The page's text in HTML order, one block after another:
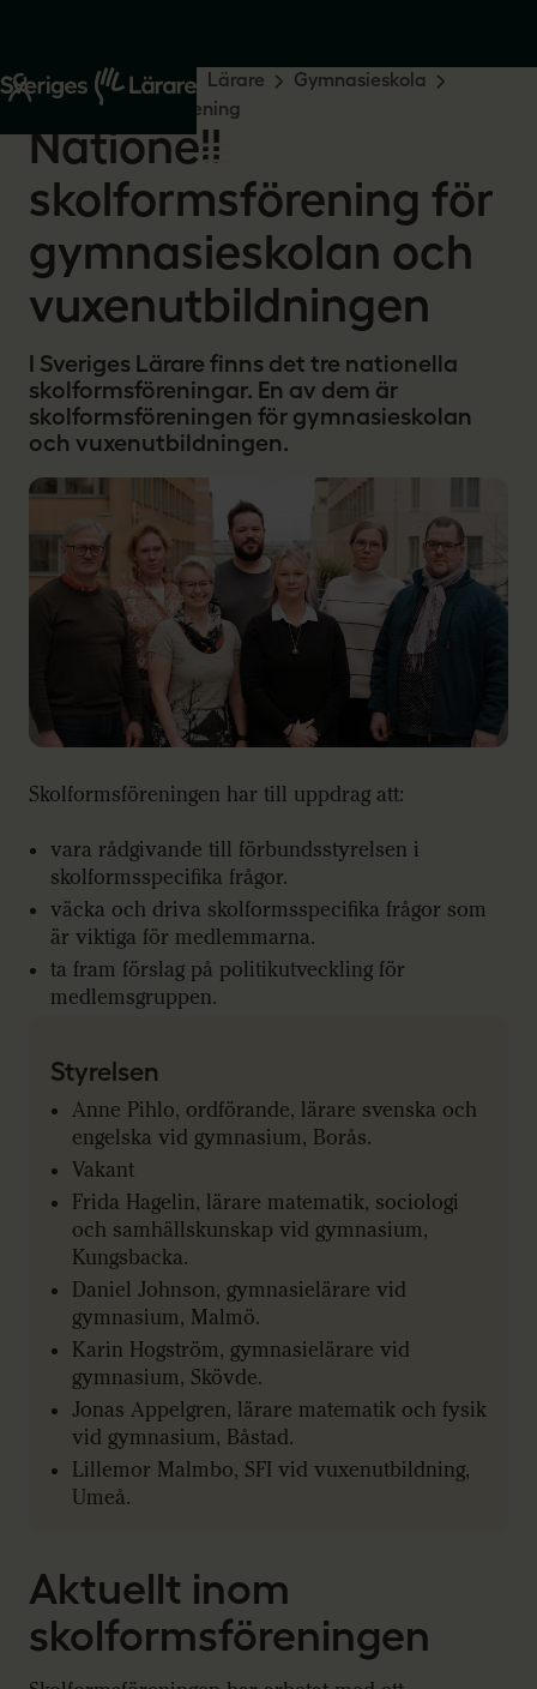
Start Din yrkesroll Lärare
Gymnasieskola
Nationell skolformsförening
Nationell
skolformsförening för
gymnasieskolan och
vuxenutbildningen
I Sveriges Lärare finns det tre nationella
skolformsföreningar. En av dem är
skolformsföreningen för gymnasieskolan
och vuxenutbildningen.
Skolformsföreningen har till uppdrag att:
vara rådgivande till förbundsstyrelsen i
skolformsspecifika frågor.
väcka och driva skolformsspecifika frågor som
är viktiga för medlemmarna.
ta fram förslag på politikutveckling för
medlemsgruppen.
Styrelsen
Anne Pihlo, ordförande, lärare svenska och
engelska vid gymnasium, Borås.
Vakant
Frida Hagelin, lärare matematik, sociologi
och samhällskunskap vid gymnasium,
Kungsbacka.
Daniel Johnson, gymnasielärare vid
gymnasium, Malmö.
Karin Hogström, gymnasielärare vid
gymnasium, Skövde.
Jonas Appelgren, lärare matematik och fysik
vid gymnasium, Båstad.
Lillemor Malmbo, SFI vid vuxenutbildning,
Umeå.
Aktuellt inom
skolformsföreningen